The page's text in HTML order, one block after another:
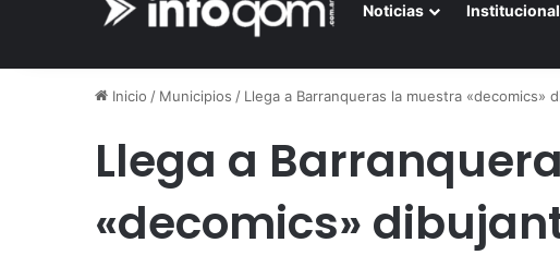
Noticias
Inicio / Municipios / Llega a Barranqueras la muestra «decomics»
Llega a
«decomics»